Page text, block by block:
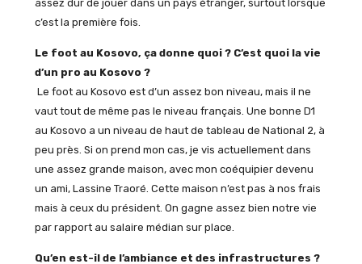
assez dur de jouer dans un pays étranger, surtout lorsque
c’est la première fois.
Le foot au Kosovo, ça donne quoi ? C’est quoi la vie
d’un pro au Kosovo ?
Le foot au Kosovo est d’un assez bon niveau, mais il ne
vaut tout de même pas le niveau français. Une bonne D1
au Kosovo a un niveau de haut de tableau de National 2, à
peu près. Si on prend mon cas, je vis actuellement dans
une assez grande maison, avec mon coéquipier devenu
un ami, Lassine Traoré. Cette maison n’est pas à nos frais
mais à ceux du président. On gagne assez bien notre vie
par rapport au salaire médian sur place.
Qu’en est-il de l’ambiance et des infrastructures ?